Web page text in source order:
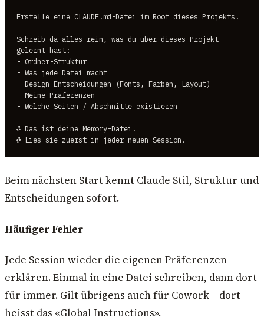
Erstelle eine CLAUDE.md-Datei im Root dieses Projekts.
Schreib da alles rein, was du über dieses Projekt
gelernt hast:
- Ordner-Struktur
- Was jede Datei macht
- Design-Entscheidungen (Fonts, Farben, Layout)
- Meine Präferenzen
- Welche Seiten / Abschnitte existieren
# Das ist deine Memory-Datei.
# Lies sie zuerst in jeder neuen Session.
Beim nächsten Start kennt Claude Stil, Struktur und
Entscheidungen sofort.
Häufiger Fehler
Jede Session wieder die eigenen Präferenzen
erklären. Einmal in eine Datei schreiben, dann dort
für immer. Gilt übrigens auch für Cowork – dort
heisst das «Global Instructions».